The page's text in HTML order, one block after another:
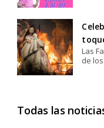
Las
de
Todas las